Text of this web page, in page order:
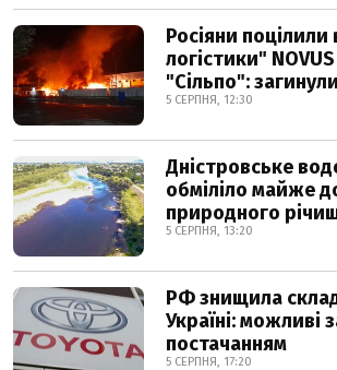
Росіяни поцілили
логістики"
"Сільпо":
5 СЕРПНЯ, 12:30
Дністровське
обміліло майже
природного
5 СЕРПНЯ, 13:20
РФ знищила
Україні: можливі
постачанням
5 СЕРПНЯ, 17:20